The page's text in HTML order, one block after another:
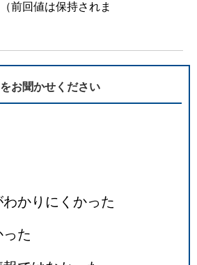
前回値は保持されま
お聞かせください
かりにくかった
た